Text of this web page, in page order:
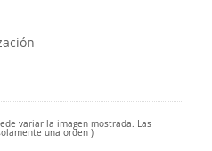
variar la imagen mostrada. Las
una orden )